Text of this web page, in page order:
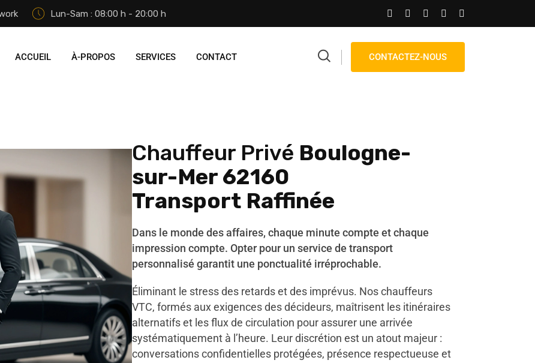
Lun-Sam : 08:00 h - 20:00 h
ACCUEIL À-PROPOS SERVICES CONTACT CONTACTEZ-NOUS
Chauffeur Privé Boulogne-
sur-Mer 62160
Transport Raffinée
Dans le monde des affaires, chaque minute compte et chaque
impression compte. Opter pour un service de transport
personnalisé garantit une ponctualité irréprochable.
Éliminant le stress des retards et des imprévus. Nos chauffeurs
VTC, formés aux exigences des décideurs, maîtrisent les itinéraires
alternatifs et les flux de circulation pour assurer une arrivée
systématiquement à l’heure. Leur discrétion est un atout majeur :
conversations confidentielles protégées, présence respectueuse et